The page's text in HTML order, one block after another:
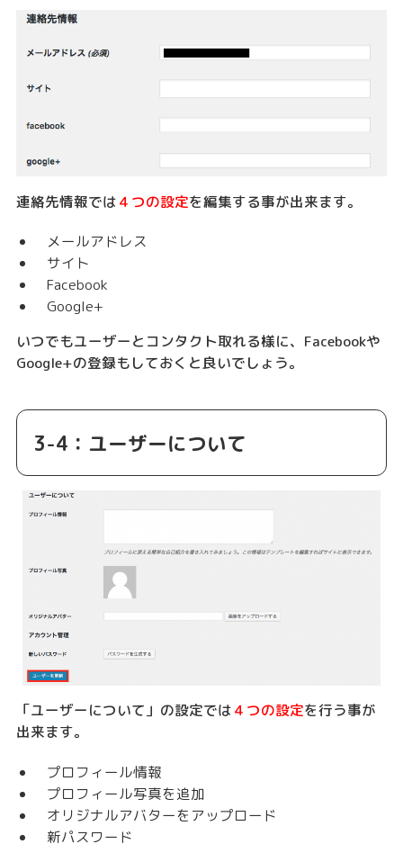
連絡先情報では４つの設定を編集する事が出来ます。
メールアドレス
サイト
Facebook
Google+
いつでもユーザーとコンタクト取れる様に、Facebookや
Google+の登録もしておくと良いでしょう。
3-4：ユーザーについて
「ユーザーについて」の設定では４つの設定を行う事が
出来ます。
プロフィール情報
プロフィール写真を追加
オリジナルアバターをアップロード
新パスワード